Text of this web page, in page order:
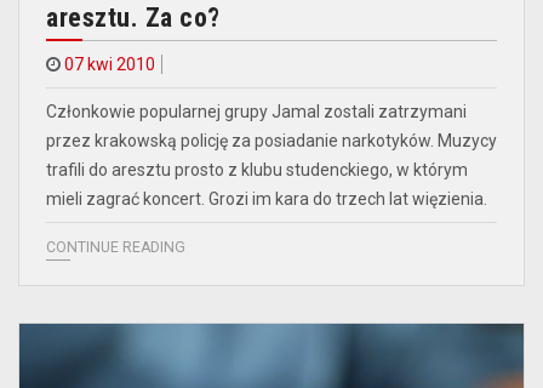
aresztu. Za co?
07 kwi 2010
Członkowie popularnej grupy Jamal zostali zatrzymani
przez krakowską policję za posiadanie narkotyków. Muzycy
trafili do aresztu prosto z klubu studenckiego, w którym
mieli zagrać koncert. Grozi im kara do trzech lat więzienia.
CONTINUE READING